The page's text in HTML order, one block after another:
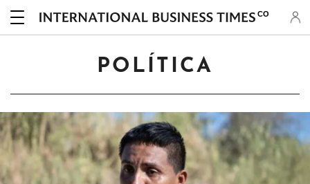
CO
POLÍTICA